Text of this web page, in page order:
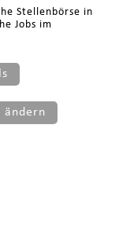
Stellenbörse in
Jobs im
ändern